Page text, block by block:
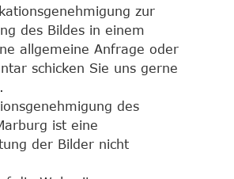
zur
des Bildes in einem
allgemeine Anfrage oder
schicken Sie uns gerne
.
des
ist eine
der Bilder nicht